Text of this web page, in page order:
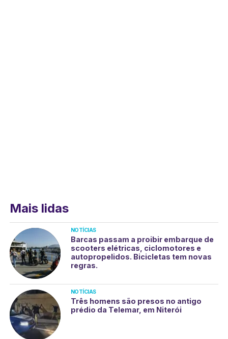
Mais lidas
NOTÍCIAS
Barcas passam a proibir embarque de
scooters elétricas, ciclomotores e
autopropelidos. Bicicletas tem novas
regras.
NOTÍCIAS
Três homens são presos no antigo
prédio da Telemar, em Niterói